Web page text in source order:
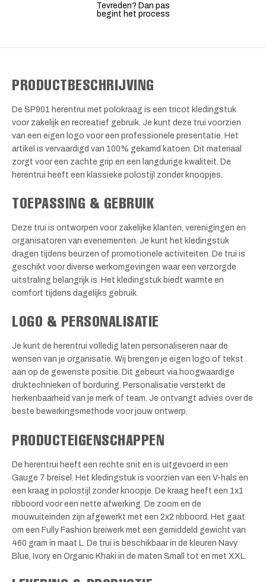
Tevreden? Dan pas
begint het process
PRODUCTBESCHRIJVING
De SP901 herentrui met polokraag is een tricot kledingstuk
voor zakelijk en recreatief gebruik. Je kunt deze trui voorzien
van een eigen logo voor een professionele presentatie. Het
artikel is vervaardigd van 100% gekamd katoen. Dit materiaal
zorgt voor een zachte grip en een langdurige kwaliteit. De
herentrui heeft een klassieke polostijl zonder knoopjes.
TOEPASSING & GEBRUIK
Deze trui is ontworpen voor zakelijke klanten, verenigingen en
organisatoren van evenementen. Je kunt het kledingstuk
dragen tijdens beurzen of promotionele activiteiten. De trui is
geschikt voor diverse werkomgevingen waar een verzorgde
uitstraling belangrijk is. Het kledingstuk biedt warmte en
comfort tijdens dagelijks gebruik.
LOGO & PERSONALISATIE
Je kunt de herentrui volledig laten personaliseren naar de
wensen van je organisatie. Wij brengen je eigen logo of tekst
aan op de gewenste positie. Dit gebeurt via hoogwaardige
druktechnieken of borduring. Personalisatie versterkt de
herkenbaarheid van je merk of team. Je ontvangt advies over de
beste bewerkingsmethode voor jouw ontwerp.
PRODUCTEIGENSCHAPPEN
De herentrui heeft een rechte snit en is uitgevoerd in een
Gauge 7 breisel. Het kledingstuk is voorzien van een V-hals en
een kraag in polostijl zonder knoopje. De kraag heeft een 1x1
ribboord voor een nette afwerking. De zoom en de
mouwuiteinden zijn afgewerkt met een 2x2 ribboord. Het gaat
om een Fully Fashion breiwerk met een gemiddeld gewicht van
460 gram in maat L. De trui is beschikbaar in de kleuren Navy
Blue, Ivory en Organic Khaki in de maten Small tot en met XXL.